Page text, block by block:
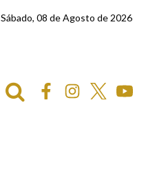
Sábado, 08 de Agosto de 2026